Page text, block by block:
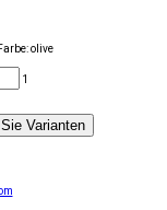
olive
1
Varianten